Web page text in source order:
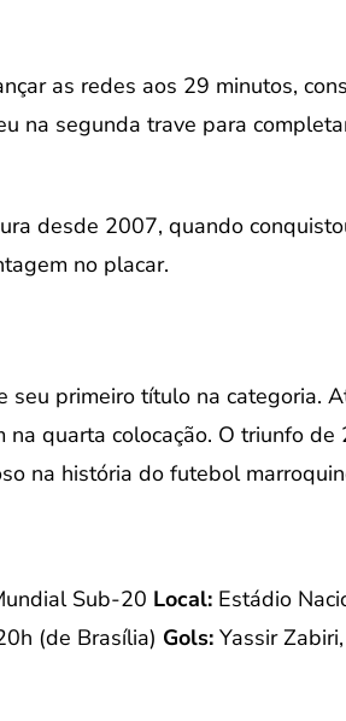
as redes aos 29 minutos,
na segunda trave para
desde 2007, quando
no placar.
primeiro título na categoria.
quarta colocação. O triunfo de
na história do futebol
Sub-20 Local:Estádio
(de Brasília) Gols:Yassir Zabiri,